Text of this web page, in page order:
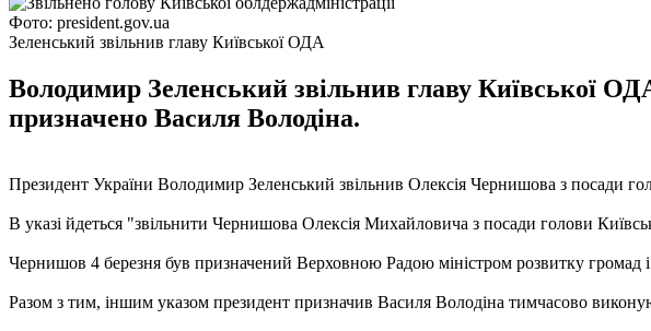
Фото: president.gov.ua
Зеленський звільнив главу Київської ОДА
Володимир Зеленський звільнив главу Київської
призначено Василя Володіна.
Президент України Володимир Зеленський звільнив Олексія Чернишова з посади
В указі йдеться "звільнити Чернишова Олексія Михайловича з посади голови
Чернишов 4 березня був призначений Верховною Радою міністром розвитку громад і
Разом з тим, іншим указом президент призначив Василя Володіна тимчасово